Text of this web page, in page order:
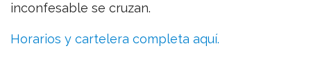
inconfesable se cruzan.
Horarios y cartelera completa aquí.